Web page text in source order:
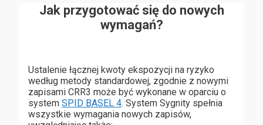
Jak przygotować się do nowych
wymagań?
Ustalenie łącznej kwoty ekspozycji na ryzyko
według metody standardowej, zgodnie z nowymi
zapisami CRR3 może być wykonane w oparciu o
system SPID BASEL 4. System Sygnity spełnia
wszystkie wymagania nowych zapisów,